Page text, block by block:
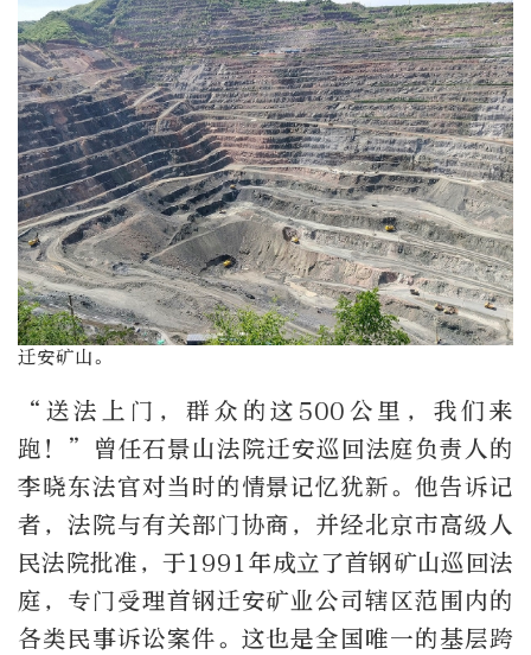
迁安矿山。
“送法上门，群众的这500公里，我们来
跑！”曾任石景山法院迁安巡回法庭负责人的
李晓东法官对当时的情景记忆犹新。他告诉记
者，法院与有关部门协商，并经北京市高级人
民法院批准，于1991年成立了首钢矿山巡回法
庭，专门受理首钢迁安矿业公司辖区范围内的
各类民事诉讼案件。这也是全国唯一的基层跨